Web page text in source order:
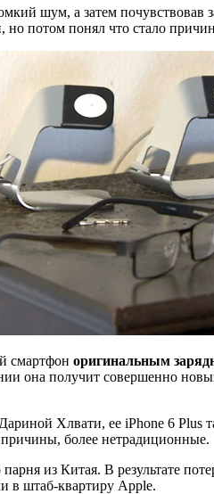
шум, а затем почувствовав
потом понял что стало
смартфон оригинальным
она получит совершенно
Хлвати, ее iPhone 6 Plus
причины, более нетрадиционные.
из Китая. В результате
в штаб-квартиру Apple.